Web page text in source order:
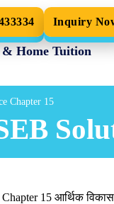
Inquiry
& Home Tuition
Chapter 15
Chapter 15 आर्थिक